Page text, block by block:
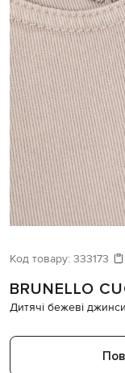
Код товару: 333173
BRUNELLO
Дитячі бежеві